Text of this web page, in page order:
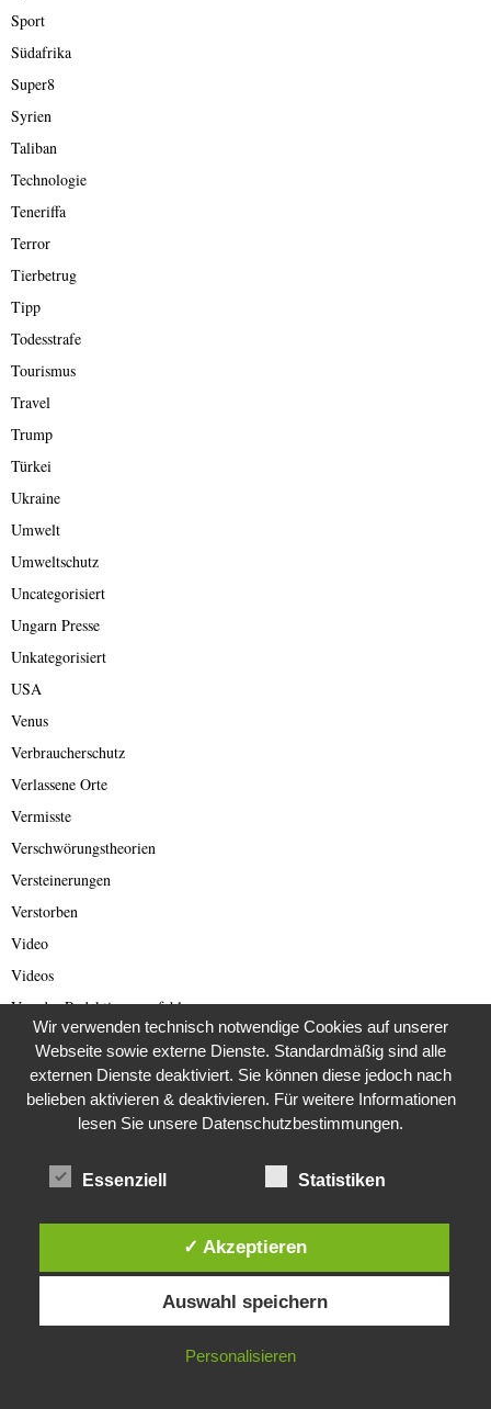
Sport
Südafrika
Super8
Syrien
Taliban
Technologie
Teneriffa
Terror
Tierbetrug
Tipp
Todesstrafe
Tourismus
Travel
Trump
Türkei
Ukraine
Umwelt
Umweltschutz
Uncategorisiert
Ungarn Presse
Unkategorisiert
USA
Venus
Verbraucherschutz
Verlassene Orte
Vermisste
Verschwörungstheorien
Versteinerungen
Verstorben
Video
Videos
Von der Redaktion empfohlen
Voyage et Auberge
Was wurde eigentlich aus dieser ….?
Weihnachten
Weimarer Republik
Wildlife
Zeitgeschichte
Diese Website verwendet Cookies. Durch die weitere Nutzung dieser
Website stimmst du der Verwendung von Cookies zu.
IN ORDNUNG
Wir verwenden technisch notwendige Cookies auf unserer
Webseite sowie externe Dienste. Standardmäßig sind alle
externen Dienste deaktiviert. Sie können diese jedoch nach
belieben aktivieren & deaktivieren. Für weitere Informationen
lesen Sie unsere Datenschutzbestimmungen.
Essenziell Statistiken
✓ Akzeptieren
Auswahl speichern
Personalisieren